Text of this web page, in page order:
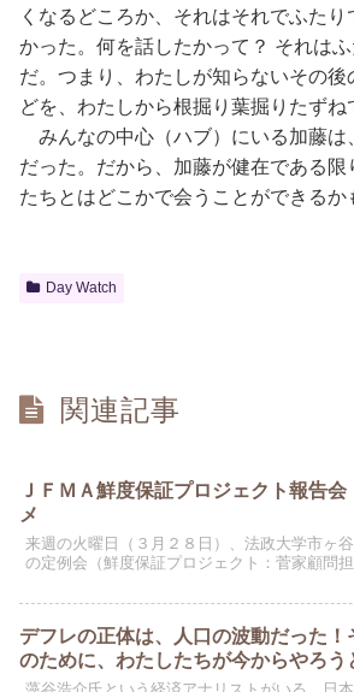
くなるどころか、それはそれでふた
かった。何を話したかって？ それは
だ。つまり、わたしが知らないその後
どを、わたしから根掘り葉掘りたずね
みんなの中心（ハブ）にいる加藤は
だった。だから、加藤が健在である限
たちとはどこかで会うことができるか
Day Watch
関連記事
ＪＦＭＡ鮮度保証プロジェクト報告
メ
来週の火曜日（３月２８日）、法政大学市ヶ
の定例会（鮮度保証プロジェクト：菅家顧問担
デフレの正体は、人口の波動だった
のために、わたしたちが今からやろう